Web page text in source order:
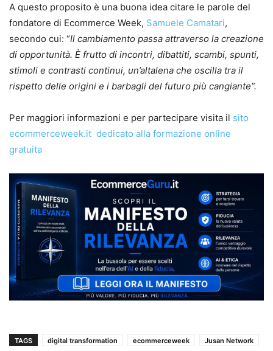
A questo proposito è una buona idea citare le parole del
fondatore di Ecommerce Week, Samuele Camatari,
secondo cui: “Il cambiamento passa attraverso la creazione
di opportunità. È frutto di incontri, dibattiti, scambi, spunti,
stimoli e contrasti continui, un’altalena che oscilla tra il
rispetto delle origini e i barbagli del futuro più cangiante”.
Per maggiori informazioni e per partecipare visita il sito
ecommerceweek.it dedicato alla formazione online
gratuita
TAGS digital transformation ecommerceweek Jusan Network